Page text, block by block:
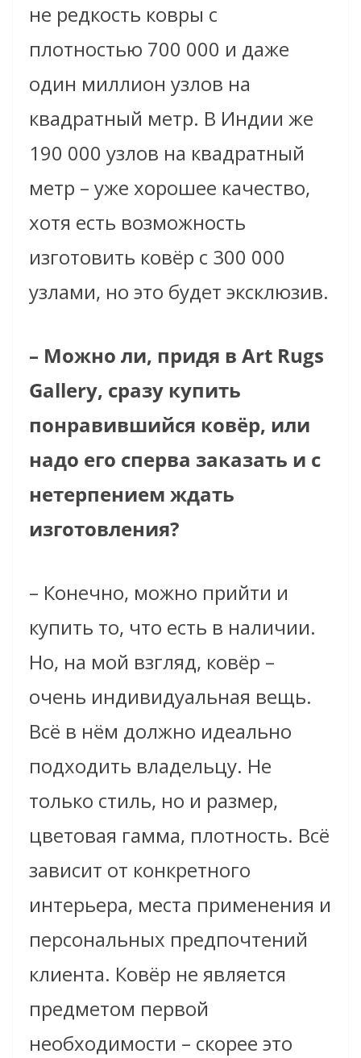
не редкость ковры с
плотностью 700 000 и даже
один миллион узлов на
квадратный метр. В Индии же
190 000 узлов на квадратный
метр – уже хорошее качество,
хотя есть возможность
изготовить ковёр с 300 000
узлами, но это будет эксклюзив.
– Можно ли, придя в Art Rugs
Gallery, сразу купить
понравившийся ковёр, или
надо его сперва заказать и с
нетерпением ждать
изготовления?
– Конечно, можно прийти и
купить то, что есть в наличии.
Но, на мой взгляд, ковёр –
очень индивидуальная вещь.
Всё в нём должно идеально
подходить владельцу. Не
только стиль, но и размер,
цветовая гамма, плотность. Всё
зависит от конкретного
интерьера, места применения и
персональных предпочтений
клиента. Ковёр не является
предметом первой
необходимости – скорее это